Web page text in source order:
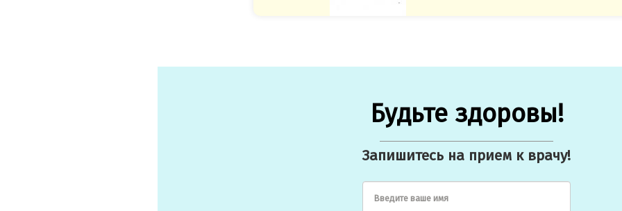
Будьте здоровы!
Запишитесь на прием к врачу!
Введите ваше имя